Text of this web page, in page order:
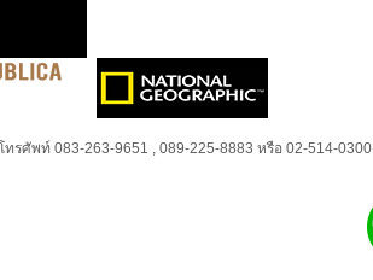
รศัพท์ 083-263-9651 , 089-225-8883 หรือ 02-514-0300